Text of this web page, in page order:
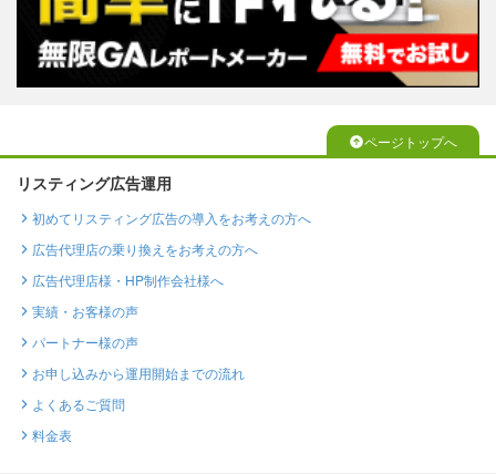
ページトップへ
リスティング広告運用
初めてリスティング広告の導入をお考えの方へ
広告代理店の乗り換えをお考えの方へ
広告代理店様・HP制作会社様へ
実績・お客様の声
パートナー様の声
お申し込みから運用開始までの流れ
よくあるご質問
料金表